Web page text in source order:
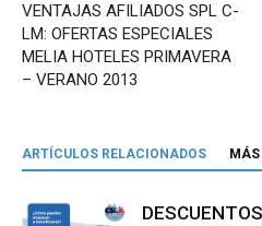
VENTAJAS AFILIADOS SPL C-
LM: OFERTAS ESPECIALES
MELIA HOTELES PRIMAVERA
– VERANO 2013
ARTÍCULOS RELACIONADOS MÁS